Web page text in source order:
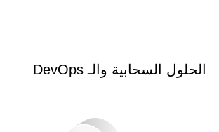
الحلول السحابية والـ DevOps